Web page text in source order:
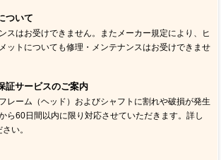
ついて
スはお受けできません。またメーカー規定により、ヒ
ットについても修理・メンテナンスはお受けできませ
証サービスのご案内
レーム（ヘッド）およびシャフトに割れや破損が発生
ら60日間以内に限り対応させていただきます。詳し
い。